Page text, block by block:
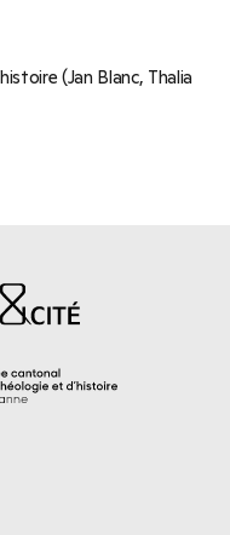
(Jan Blanc, Thalia